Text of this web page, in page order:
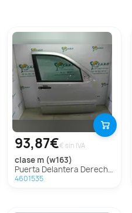
93,87€€ sin IVA
clase m (w163)
Puerta Delantera Derecha para Mercedes-Benz Clase M (W163)
4601535